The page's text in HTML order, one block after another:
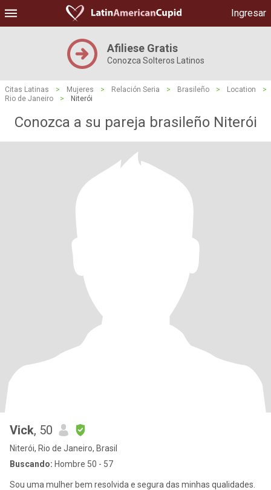
Ingresar
Afiliese Gratis
Conozca Solteros Latinos
Citas Latinas > Mujeres > Relación Seria > Brasileño > Location
>
Rio de Janeiro
> Niterói
Conozca a su pareja brasileño Niterói
Vick, 50
Niterói, Rio de Janeiro, Brasil
Buscando: Hombre 50 - 57
Sou uma mulher bem resolvida e segura das minhas qualidades.